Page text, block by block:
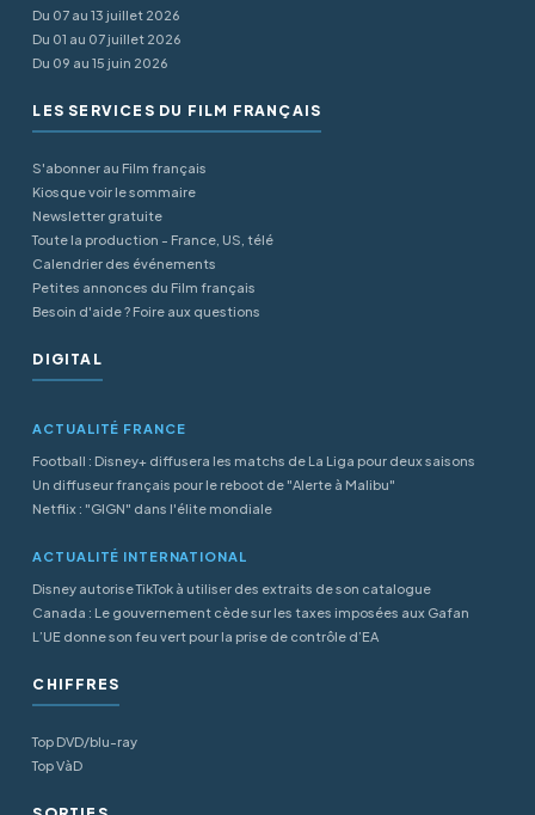
Du 07 au 13 juillet 2026
Du 01 au 07 juillet 2026
Du 09 au 15 juin 2026
LES SERVICES DU FILM FRANÇAIS
S'abonner au Film français
Kiosque voir le sommaire
Newsletter gratuite
Toute la production - France, US, télé
Calendrier des événements
Petites annonces du Film français
Besoin d'aide ? Foire aux questions
DIGITAL
ACTUALITÉ FRANCE
Football : Disney+ diffusera les matchs de La Liga pour deux saisons
Un diffuseur français pour le reboot de "Alerte à Malibu"
Netflix : "GIGN" dans l'élite mondiale
ACTUALITÉ INTERNATIONAL
Disney autorise TikTok à utiliser des extraits de son catalogue
Canada : Le gouvernement cède sur les taxes imposées aux Gafan
L’UE donne son feu vert pour la prise de contrôle d’EA
CHIFFRES
Top DVD/blu-ray
Top VàD